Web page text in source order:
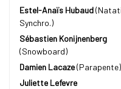
Estel-Anaïs Hubaud
Synchro.)
Sébastien Konijnenberg
(Snowboard)
Damien Lacaze(Parapente)
Juliette Lefevre